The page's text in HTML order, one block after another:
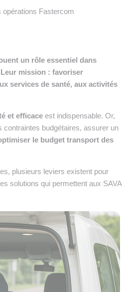
Fastercom
un rôle essentiel dans
mission : favoriser
services de santé, aux activités
et efficace est indispensable. Or,
budgétaires, assurer un
le budget transport des
plusieurs leviers existent pour
solutions qui permettent aux SAVA